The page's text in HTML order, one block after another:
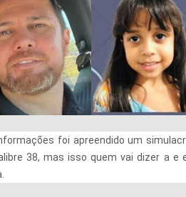
foi apreendido um
38, mas isso quem vai dizer a e